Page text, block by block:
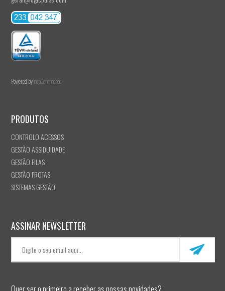
Powered bynopCommerce
PRODUTOS
CONTROLO ACESSOS
GESTÃO ASSIDUIDADE
GESTÃO FILAS
GESTÃO FROTAS
SISTEMAS GESTÃO
ASSINAR NEWSLETTER